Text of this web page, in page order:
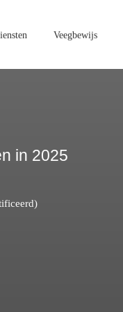
Veegbewijs
in 2025